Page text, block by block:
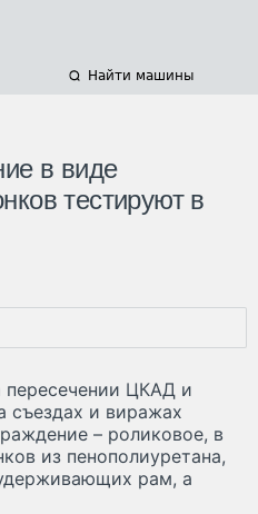
Найти машины
в виде
тестируют в
пересечении ЦКАД и
съездах и виражах
– роликовое, в
из пенополиуретана,
рам, а